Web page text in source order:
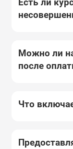
Есть ли
Можно ли
после
Что